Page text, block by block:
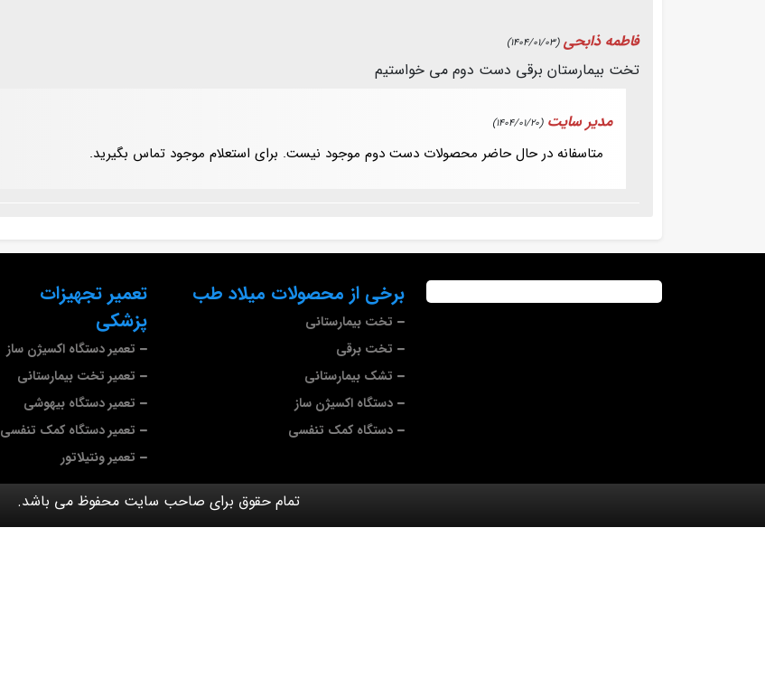
فاطمه ذابحی (1404/01/03)
تخت بیمارستان برقی دست دوم می خواستیم
مدیر سایت (1404/01/20)
متاسفانه در حال حاضر محصولات دست دوم موجود نیست. برای استعلام موجود تماس بگیرید.
برخی از محصولات میلاد طب
تخت بیمارستانی
تخت برقی
تشک بیمارستانی
دستگاه اکسیژن ساز
دستگاه کمک تنفسی
تعمیر تجهیزات
پزشکی
تعمیر دستگاه اکسیژن ساز
تعمیر تخت بیمارستانی
تعمیر دستگاه بیهوشی
تعمیر دستگاه کمک تنفسی
تعمیر ونتیلاتور
تمام حقوق برای صاحب سایت محفوظ می باشد.